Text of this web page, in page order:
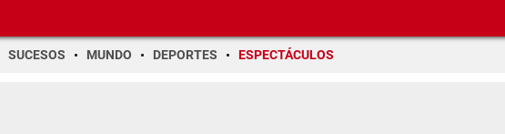
SUCESOS MUNDO DEPORTES ESPECTÁCULOS